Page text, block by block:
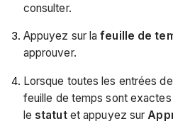
consulter.
Appuyez sur lafeuille de
approuver.
Lorsque toutes les entrées
feuille de temps sont
le statutet appuyez sur